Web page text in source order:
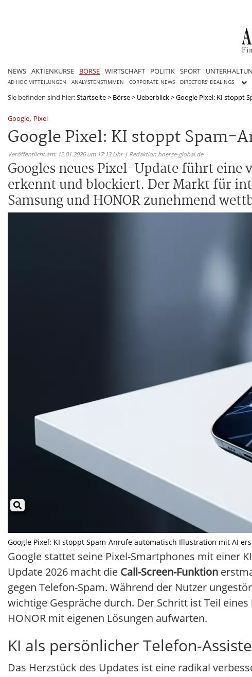
NEWS AKTIENKURSE BÖRSE WIRTSCHAFT POLITIK SPORT
AD HOC MITTEILUNGEN ANALYSTENSTIMMEN CORPORATE NEWS DIRECTORS' DEALINGS
Sie befinden sind hier:Startseite> Börse> Ueberblick>Google Pixel: KI stoppt
Google, Pixel
Google Pixel: KI stoppt Spam-
Veröffentlicht am: 12.01.2026 um 17:13 Uhr | Redaktion boerse-global.de
Googles neues Pixel-Update führt
erkennt und blockiert. Der Markt für
Samsung und HONOR zunehmend
Google Pixel: KI stoppt Spam-Anrufe automatisch Illustration mit AI
Google stattet seine Pixel-Smartphones mit einer
Update 2026 macht die Call-Screen-Funktion
gegen Telefon-Spam. Während der Nutzer
wichtige Gespräche durch. Der Schritt ist Teil
HONOR mit eigenen Lösungen aufwarten.
KI als persönlicher Telefon-
Das Herzstück des Updates ist eine radikal